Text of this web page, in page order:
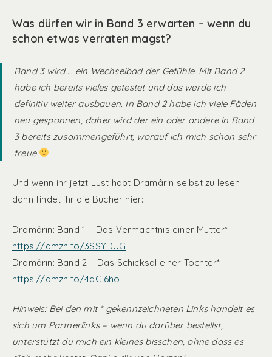
Was dürfen wir in Band 3 erwarten – wenn du
schon etwas verraten magst?
Band 3 wird … ein Wechselbad der Gefühle. Mit Band 2
habe ich bereits vieles getestet und das werde ich
definitiv weiter ausbauen. In Band 2 habe ich viele Fäden
neu gesponnen, daher wird der ein oder andere in Band
3 bereits zusammengeführt, worauf ich mich schon sehr
freue
Und wenn ihr jetzt Lust habt Dramârin selbst zu lesen
dann findet ihr die Bücher hier:
Dramârin: Band 1 – Das Vermächtnis einer Mutter*
https://amzn.to/3SSYDUG
Dramârin: Band 2 – Das Schicksal einer Tochter*
https://amzn.to/4dGl6ho
Hinweis: Bei den mit * gekennzeichneten Links handelt es
sich um Partnerlinks – wenn du darüber bestellst,
unterstützt du mich ein kleines bisschen, ohne dass es